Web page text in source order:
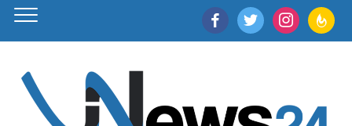
facebooktwitter instagram